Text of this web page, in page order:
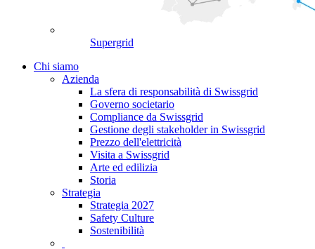
Supergrid
Chi siamo
Azienda
La sfera di responsabilità di Swissgrid
Governo societario
Compliance da Swissgrid
Gestione degli stakeholder in Swissgrid
Prezzo dell'elettricità
Visita a Swissgrid
Arte ed edilizia
Storia
Strategia
Strategia 2027
Safety Culture
Sostenibilità